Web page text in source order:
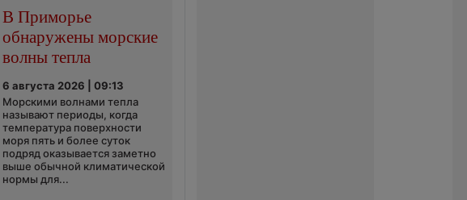
В Приморье
обнаружены морские
волны тепла
6 августа 2026 | 09:13
Морскими волнами тепла
называют периоды, когда
температура поверхности
моря пять и более суток
подряд оказывается заметно
выше обычной климатической
нормы для...